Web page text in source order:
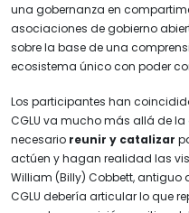
una gobernanza en
asociaciones de gobierno
sobre la base de una
ecosistema único con poder
Los participantes han
CGLU va mucho más allá de
necesario reunir y catalizar
actúen y hagan realidad las
William (Billy) Cobbett, antiguo
CGLU debería articular lo que